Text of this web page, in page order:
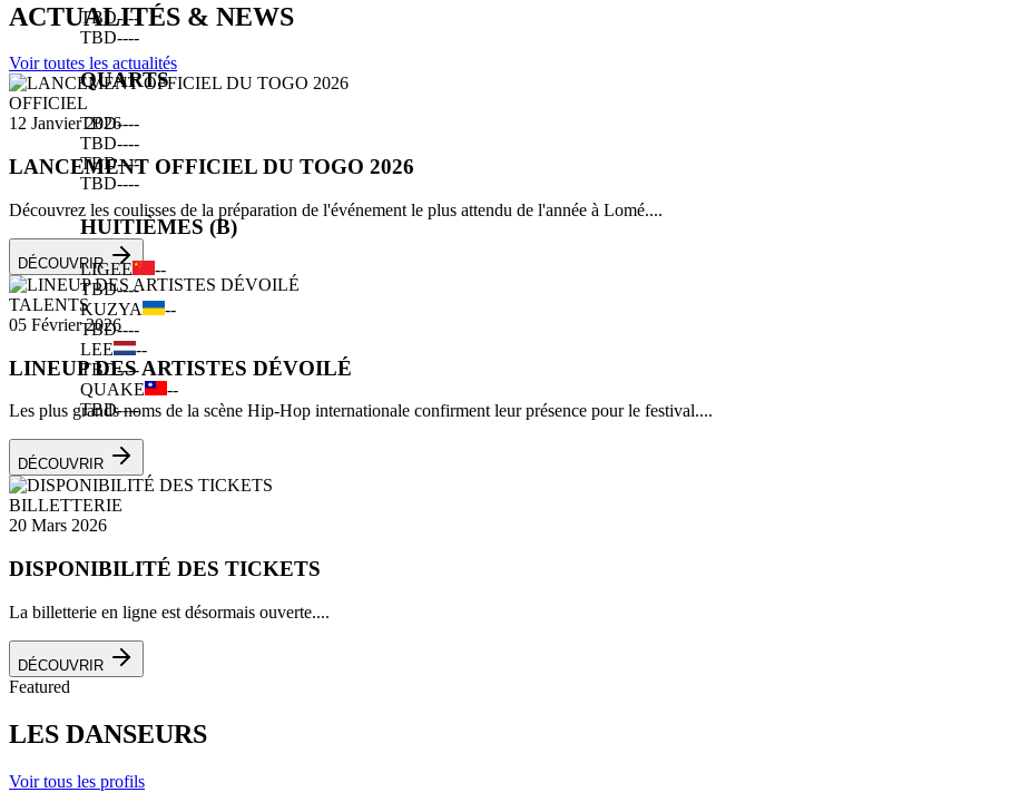
ACTUALITÉS & NEWS
Voir toutes les actualités
OFFICIEL
12 Janvier 2026
LANCEMENT OFFICIEL DU TOGO 2026
Découvrez les coulisses de la préparation de l'événement le plus attendu de l'année à Lomé....
DÉCOUVRIR
TALENTS
05 Février 2026
LINEUP DES ARTISTES DÉVOILÉ
Les plus grands noms de la scène Hip-Hop internationale confirment leur présence pour le festival....
DÉCOUVRIR
BILLETTERIE
20 Mars 2026
DISPONIBILITÉ DES TICKETS
La billetterie en ligne est désormais ouverte....
DÉCOUVRIR
Featured
LES DANSEURS
Voir tous les profils
TBD----
TBD----
QUARTS
TBD----
TBD----
TBD----
TBD----
HUITIÈMES (B)
LIGEE
--
TBD----
KUZYA
--
TBD----
LEE
--
TBD----
QUAKE
--
TBD----